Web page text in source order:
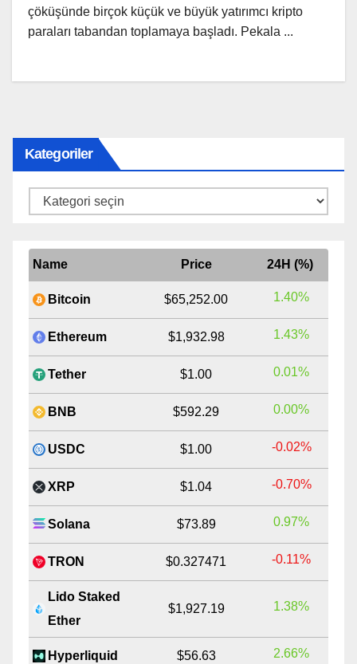
çöküşünde birçok küçük ve büyük yatırımcı kripto
paraları tabandan toplamaya başladı. Pekala ...
Kategoriler
Kategoriler
Name Price 24H (%)
Bitcoin $65,252.00 1.40%
Ethereum $1,932.98 1.43%
Tether $1.00 0.01%
BNB $592.29 0.00%
USDC $1.00 -0.02%
XRP $1.04 -0.70%
Solana $73.89 0.97%
TRON $0.327471 -0.11%
Lido Staked
Ether
$1,927.19 1.38%
Hyperliquid $56.63 2.66%